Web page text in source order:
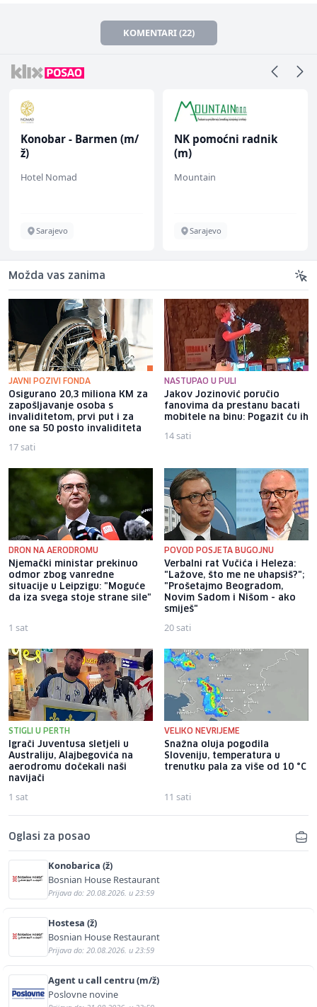
KOMENTARI (22)
Konobar - Barmen (m/
ž)
Hotel Nomad
Sarajevo
NK pomoćni radnik
(m)
Mountain
Sarajevo
Možda vas zanima
JAVNI POZIVI FONDA
Osigurano 20,3 miliona KM za
zapošljavanje osoba s
invaliditetom, prvi put i za
one sa 50 posto invaliditeta
17 sati
NASTUPAO U PULI
Jakov Jozinović poručio
fanovima da prestanu bacati
mobitele na binu: Pogazit ću ih
14 sati
DRON NA AERODROMU
Njemački ministar prekinuo
odmor zbog vanredne
situacije u Leipzigu: "Moguće
da iza svega stoje strane sile"
1 sat
POVOD POSJETA BUGOJNU
Verbalni rat Vučića i Heleza:
"Lažove, što me ne uhapsiš?";
"Prošetajmo Beogradom,
Novim Sadom i Nišom - ako
smiješ"
20 sati
STIGLI U PERTH
Igrači Juventusa sletjeli u
Australiju, Alajbegovića na
aerodromu dočekali naši
navijači
1 sat
VELIKO NEVRIJEME
Snažna oluja pogodila
Sloveniju, temperatura u
trenutku pala za više od 10 °C
11 sati
Oglasi za posao
Konobarica (ž)
Bosnian House Restaurant
Prijava do: 20.08.2026. u 23:59
Hostesa (ž)
Bosnian House Restaurant
Prijava do: 20.08.2026. u 23:59
Agent u call centru (m/ž)
Poslovne novine